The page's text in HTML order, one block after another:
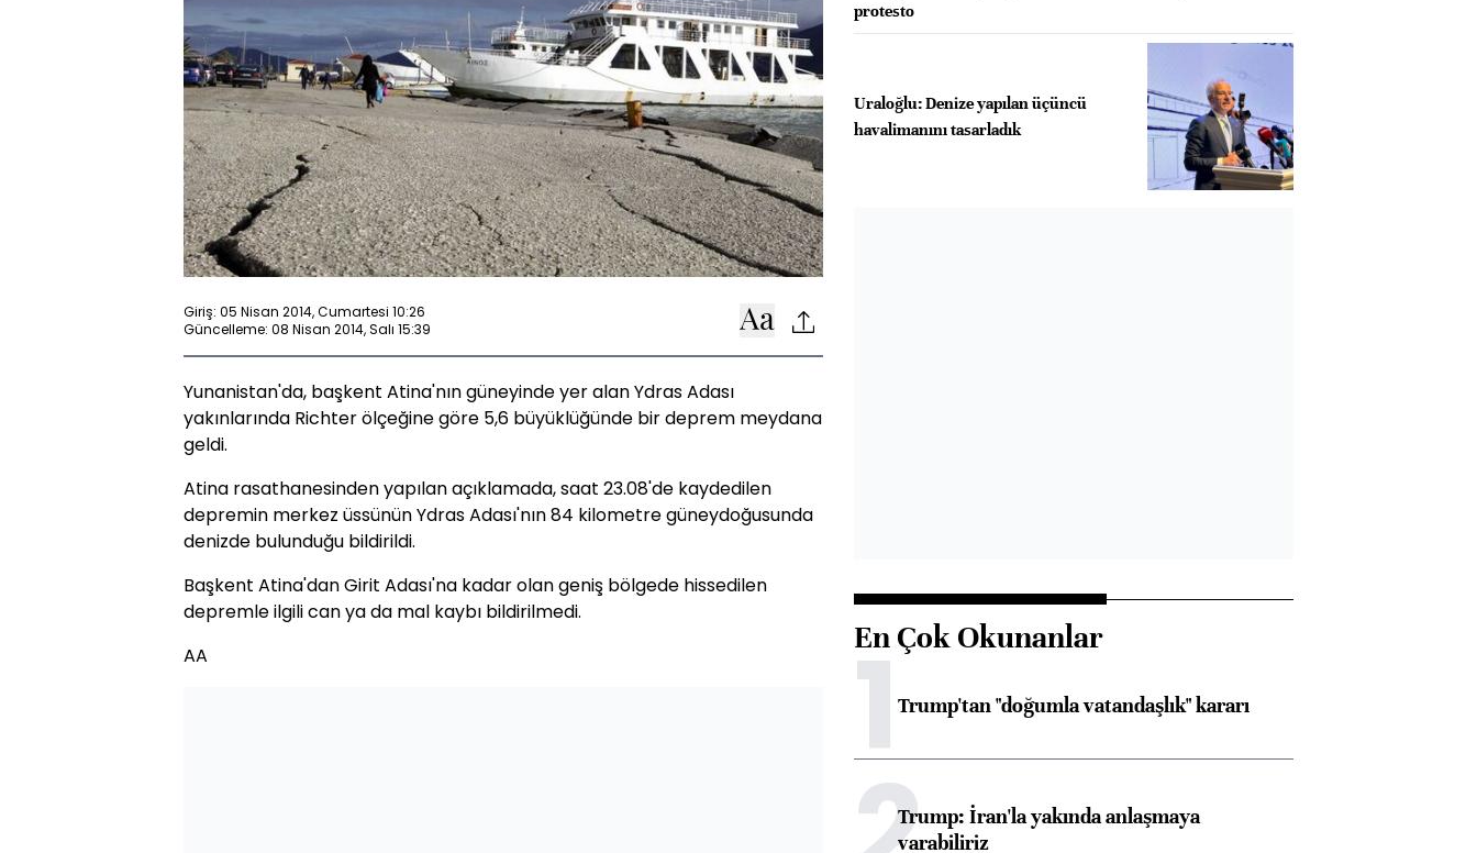
Giriş: 05 Nisan 2014, Cumartesi 10:26
Güncelleme: 08 Nisan 2014, Salı 15:39
Yunanistan'da, başkent Atina'nın güneyinde yer alan Ydras Adası
yakınlarında Richter ölçeğine göre 5,6 büyüklüğünde bir deprem meydana
geldi.
Atina rasathanesinden yapılan açıklamada, saat 23.08'de kaydedilen
depremin merkez üssünün Ydras Adası'nın 84 kilometre güneydoğusunda
denizde bulunduğu bildirildi.
Başkent Atina'dan Girit Adası'na kadar olan geniş bölgede hissedilen
depremle ilgili can ya da mal kaybı bildirilmedi.
AA
protesto
Uraloğlu: Denize yapılan üçüncü
havalimanını tasarladık
En Çok Okunanlar
1Trump'tan "doğumla vatandaşlık" kararı
Trump: İran'la yakında anlaşmaya
varabiliriz